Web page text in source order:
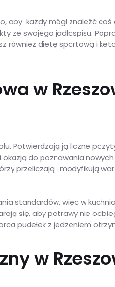
każdy mógł znaleźć coś
ze swojego jadłospisu.
również dietę sportową i
w
Potwierdzają ją liczne
do poznawania
przeliczają i modyfikują
standardów, więc w
się, aby potrawy nie
pudełek z jedzeniem
w